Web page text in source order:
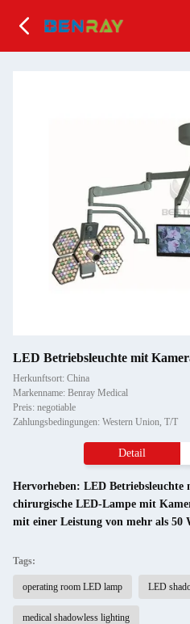
LED Betriebsleuchte mit
Herkunftsort: China
Markenname: Benray Medical
Preis: negotiable
Zahlungsbedingungen: Western Union, T/T
Detail
Hervorheben: LED Betriebsleuchte
chirurgische LED-Lampe mit
mit einer Leistung von mehr als 50
Tags:
operating room LED lamp LED
medical shadowless lighting